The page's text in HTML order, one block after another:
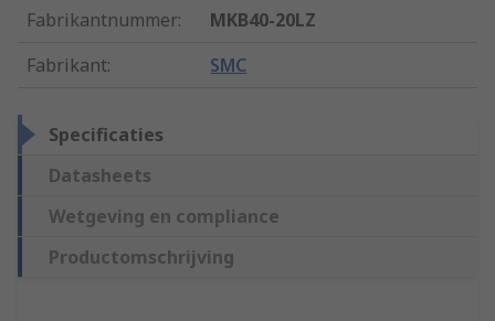
Fabrikantnummer:
MKB40-20LZ
Fabrikant: SMC
Specificaties
Datasheets
Wetgeving en compliance
Productomschrijving